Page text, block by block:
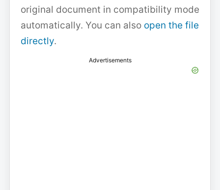
original document in compatibility mode
automatically. You can also open the file
directly.
Advertisements